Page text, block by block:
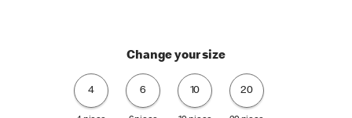
Change your size
4 6 10 20